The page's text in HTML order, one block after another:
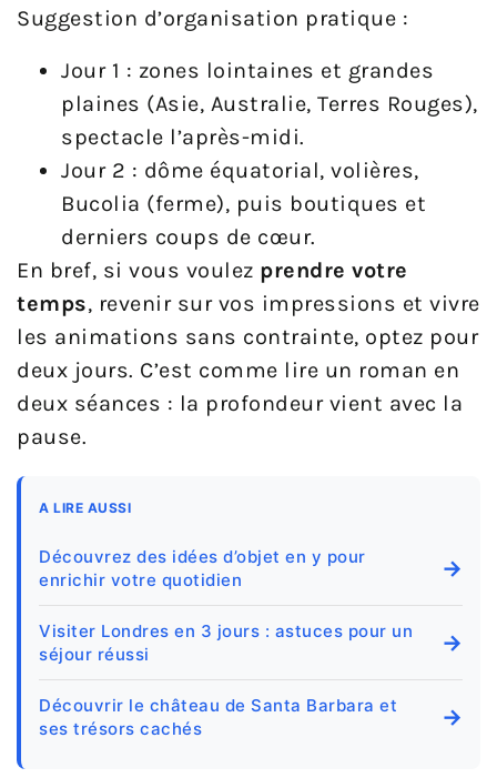
Suggestion d’organisation pratique :
Jour 1 : zones lointaines et grandes
plaines (Asie, Australie, Terres Rouges),
spectacle l’après-midi.
Jour 2 : dôme équatorial, volières,
Bucolia (ferme), puis boutiques et
derniers coups de cœur.
En bref, si vous voulez prendre votre
temps, revenir sur vos impressions et vivre
les animations sans contrainte, optez pour
deux jours. C’est comme lire un roman en
deux séances : la profondeur vient avec la
pause.
A LIRE AUSSI
Découvrez des idées d’objet en y pour
enrichir votre quotidien
→
Visiter Londres en 3 jours : astuces pour un
séjour réussi
→
Découvrir le château de Santa Barbara et
ses trésors cachés
→